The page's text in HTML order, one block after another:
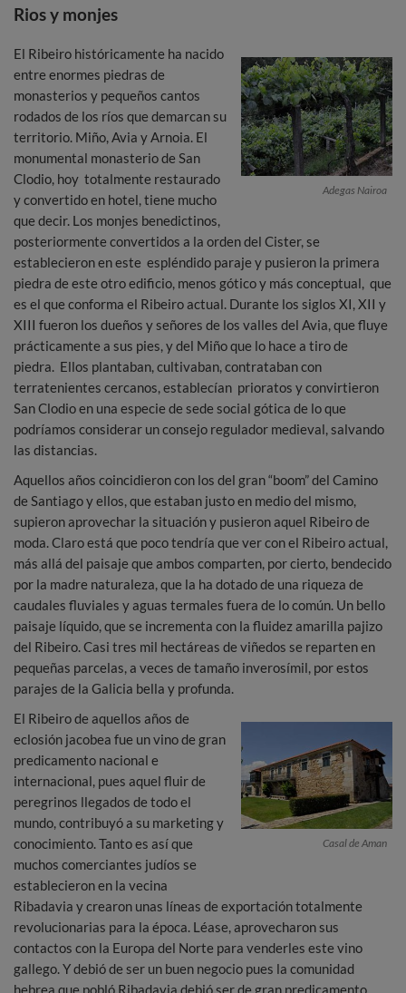
Rios y monjes
Adegas Nairoa
El Ribeiro históricamente ha nacido
entre enormes piedras de
monasterios y pequeños cantos
rodados de los ríos que demarcan su
territorio. Miño, Avia y Arnoia. El
monumental monasterio de San
Clodio, hoy totalmente restaurado
y convertido en hotel, tiene mucho
que decir. Los monjes benedictinos,
posteriormente convertidos a la orden del Cister, se
establecieron en este espléndido paraje y pusieron la primera
piedra de este otro edificio, menos gótico y más conceptual, que
es el que conforma el Ribeiro actual. Durante los siglos XI, XII y
XIII fueron los dueños y señores de los valles del Avia, que fluye
prácticamente a sus pies, y del Miño que lo hace a tiro de
piedra. Ellos plantaban, cultivaban, contrataban con
terratenientes cercanos, establecían prioratos y convirtieron
San Clodio en una especie de sede social gótica de lo que
podríamos considerar un consejo regulador medieval, salvando
las distancias.
Aquellos años coincidieron con los del gran “boom” del Camino
de Santiago y ellos, que estaban justo en medio del mismo,
supieron aprovechar la situación y pusieron aquel Ribeiro de
moda. Claro está que poco tendría que ver con el Ribeiro actual,
más allá del paisaje que ambos comparten, por cierto, bendecido
por la madre naturaleza, que la ha dotado de una riqueza de
caudales fluviales y aguas termales fuera de lo común. Un bello
paisaje líquido, que se incrementa con la fluidez amarilla pajizo
del Ribeiro. Casi tres mil hectáreas de viñedos se reparten en
pequeñas parcelas, a veces de tamaño inverosímil, por estos
parajes de la Galicia bella y profunda.
Casal de Aman
El Ribeiro de aquellos años de
eclosión jacobea fue un vino de gran
predicamento nacional e
internacional, pues aquel fluir de
peregrinos llegados de todo el
mundo, contribuyó a su marketing y
conocimiento. Tanto es así que
muchos comerciantes judíos se
establecieron en la vecina
Ribadavia y crearon unas líneas de exportación totalmente
revolucionarias para la época. Léase, aprovecharon sus
contactos con la Europa del Norte para venderles este vino
gallego. Y debió de ser un buen negocio pues la comunidad
hebrea que pobló Ribadavia debió ser de gran predicamento.